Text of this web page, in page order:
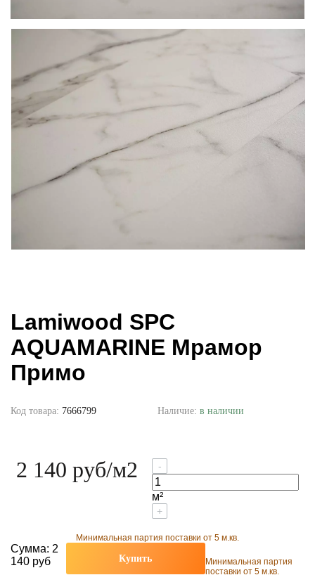
Lamiwood SPC
AQUAMARINE Мрамор
Примо
Код товара: 7666799 Наличие: в наличии
2 140 руб/м2 -
м²
+
Минимальная партия поставки от 5 м.кв.
Сумма: 2
140 руб
Купить
Минимальная партия
поставки от 5 м.кв.